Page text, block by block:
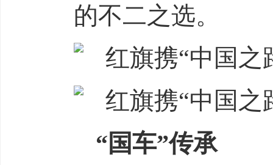
的不二之选。
“国车”传承